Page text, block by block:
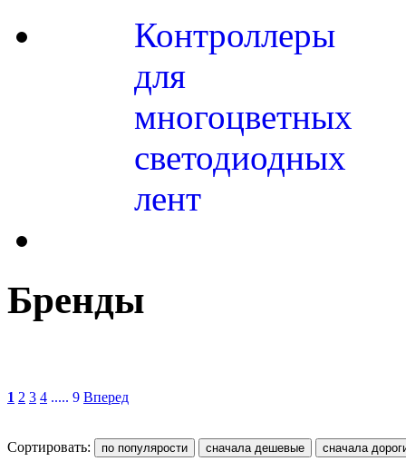
Контроллеры
для
многоцветных
светодиодных
лент
Бренды
1 2 3 4 ..... 9 Вперед
Сортировать: